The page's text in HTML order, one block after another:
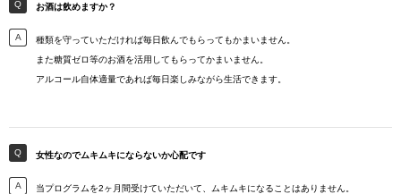
お酒は飲めますか？
種類を守っていただければ毎日飲んでもらってもかまいません。
また糖質ゼロ等のお酒を活用してもらってかまいません。
アルコール自体適量であれば毎日楽しみながら生活できます。
女性なのでムキムキにならないか心配です
当プログラムを2ヶ月間受けていただいて、ムキムキになることはありません。